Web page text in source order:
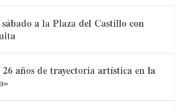
a la Plaza del Castillo con
años de trayectoria artística en la